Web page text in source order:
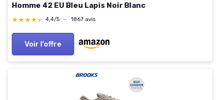
Homme 42 EU Bleu Lapis Noir Blanc
★★★★★
★★★★★ 4,4/5 — 1867 avis
Voir l'offre